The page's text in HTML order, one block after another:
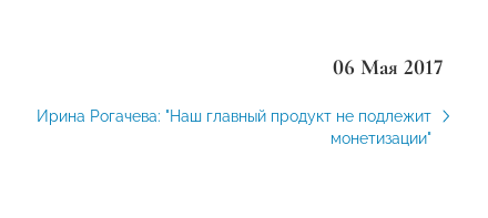
06 Мая 2017
Ирина Рогачева: "Наш главный продукт не подлежит
монетизации"